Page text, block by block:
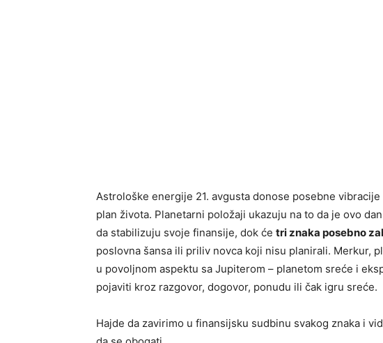
Astrološke energije 21. avgusta donose posebne
plan života. Planetarni položaji ukazuju na to da je ovo
da stabilizuju svoje finansije, dok će tri znaka posebno
poslovna šansa ili priliv novca koji nisu planirali. Merkur,
u povoljnom aspektu sa Jupiterom – planetom sreće i
pojaviti kroz razgovor, dogovor, ponudu ili čak igru sreće.
Hajde da zavirimo u finansijsku sudbinu svakog znaka i